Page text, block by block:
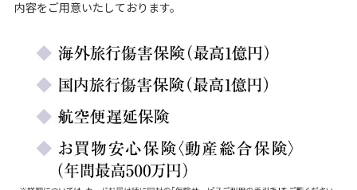
内容をご用意いたしております。